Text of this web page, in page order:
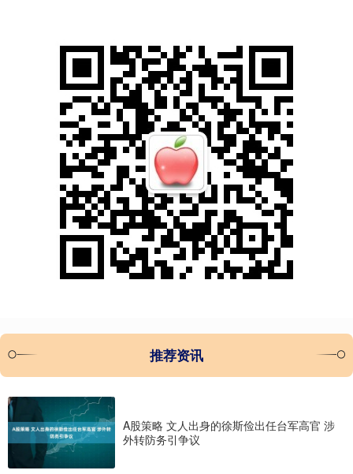
推荐资讯
A股策略 文人出身的徐斯俭出任台军高官 涉
外转防务引争议